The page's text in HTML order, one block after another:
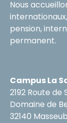
Nous
pension,
permanent.
Campus La
2192 Route
Domaine de
32140